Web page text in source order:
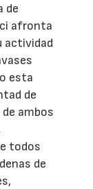
de
afronta
actividad
esta
de
ambos
todos
de